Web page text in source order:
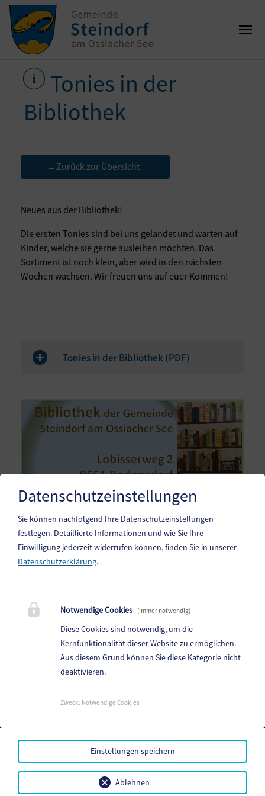
Tonies in der
Bibliothek
← Zurück zur Übersicht
Neues aus der Bibliothek!
Die ersten Tonies sind bei uns gelandet und warten auf
Kinder, welche sie gerne ausleihen möchten. Das
Sortiment ist noch klein, aber wird in den nächsten
Wochen wachsen. Wir freuen uns auf euer Kommen!
Tonies in der Bibliothek (PDF)
10. Oktoberstr. 1, 9551 Bodensdorf am Ossiacher See
Telefon:
04243 83 83 0
Fax: 04243 83 83 30
E-Mail:steindorf.direktion@ktn.gde.at
Heute,08:00 - 12:00 Uhr
Heute,07:00 - 12:00 Uhr , 13: 00 - 16:00 Uhr
Mehr...
Amtssignatur
Barrierefreiheit
Datenschutzeinstellungen
Sie können nachfolgend Ihre Datenschutzeinstellungen
festlegen. Detaillierte Informationen und wie Sie Ihre
Einwilligung jederzeit widerrufen können, finden Sie in unserer
Datenschutzerklärung.
Notwendige Cookies (immer notwendig)
Diese Cookies sind notwendig, um die
Kernfunktionalität dieser Website zu ermöglichen.
Aus diesem Grund können Sie diese Kategorie nicht
deaktivieren.
Zweck: Notwendige Cookies
Ablehnen
Einstellungen speichern